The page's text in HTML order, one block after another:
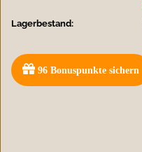
Lagerbestand:
96 Bonuspunkte sichern